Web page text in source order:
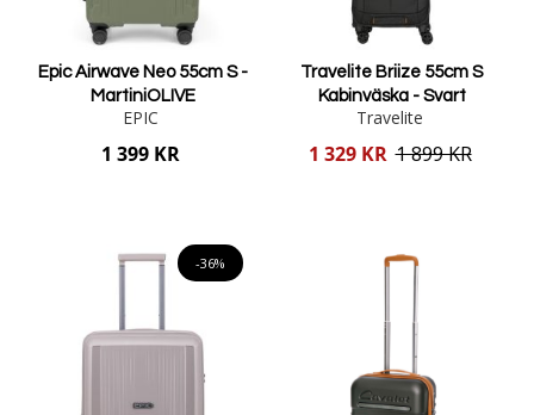
Epic Airwave Neo 55cm S -
MartiniOLIVE
EPIC
1 399 KR
Travelite Briize 55cm S
Kabinväska - Svart
Travelite
Reducerat
1 329 KR 1 899 KR
-36%